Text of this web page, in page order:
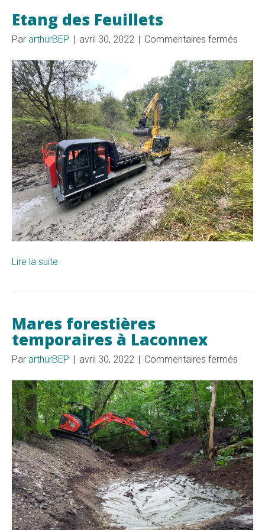
Etang des Feuillets
Par arthurBEP | avril 30, 2022 | Commentaires fermés
des
Lire la suite
Mares forestières
temporaires à Laconnex
Par arthurBEP | avril 30, 2022 | Commentaires fermés
à